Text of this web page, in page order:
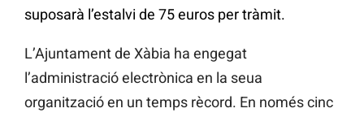
suposarà l’estalvi de 75 euros per tràmit.
L’Ajuntament de Xàbia ha engegat
l’administració electrònica en la seua
organització en un temps rècord. En només cinc